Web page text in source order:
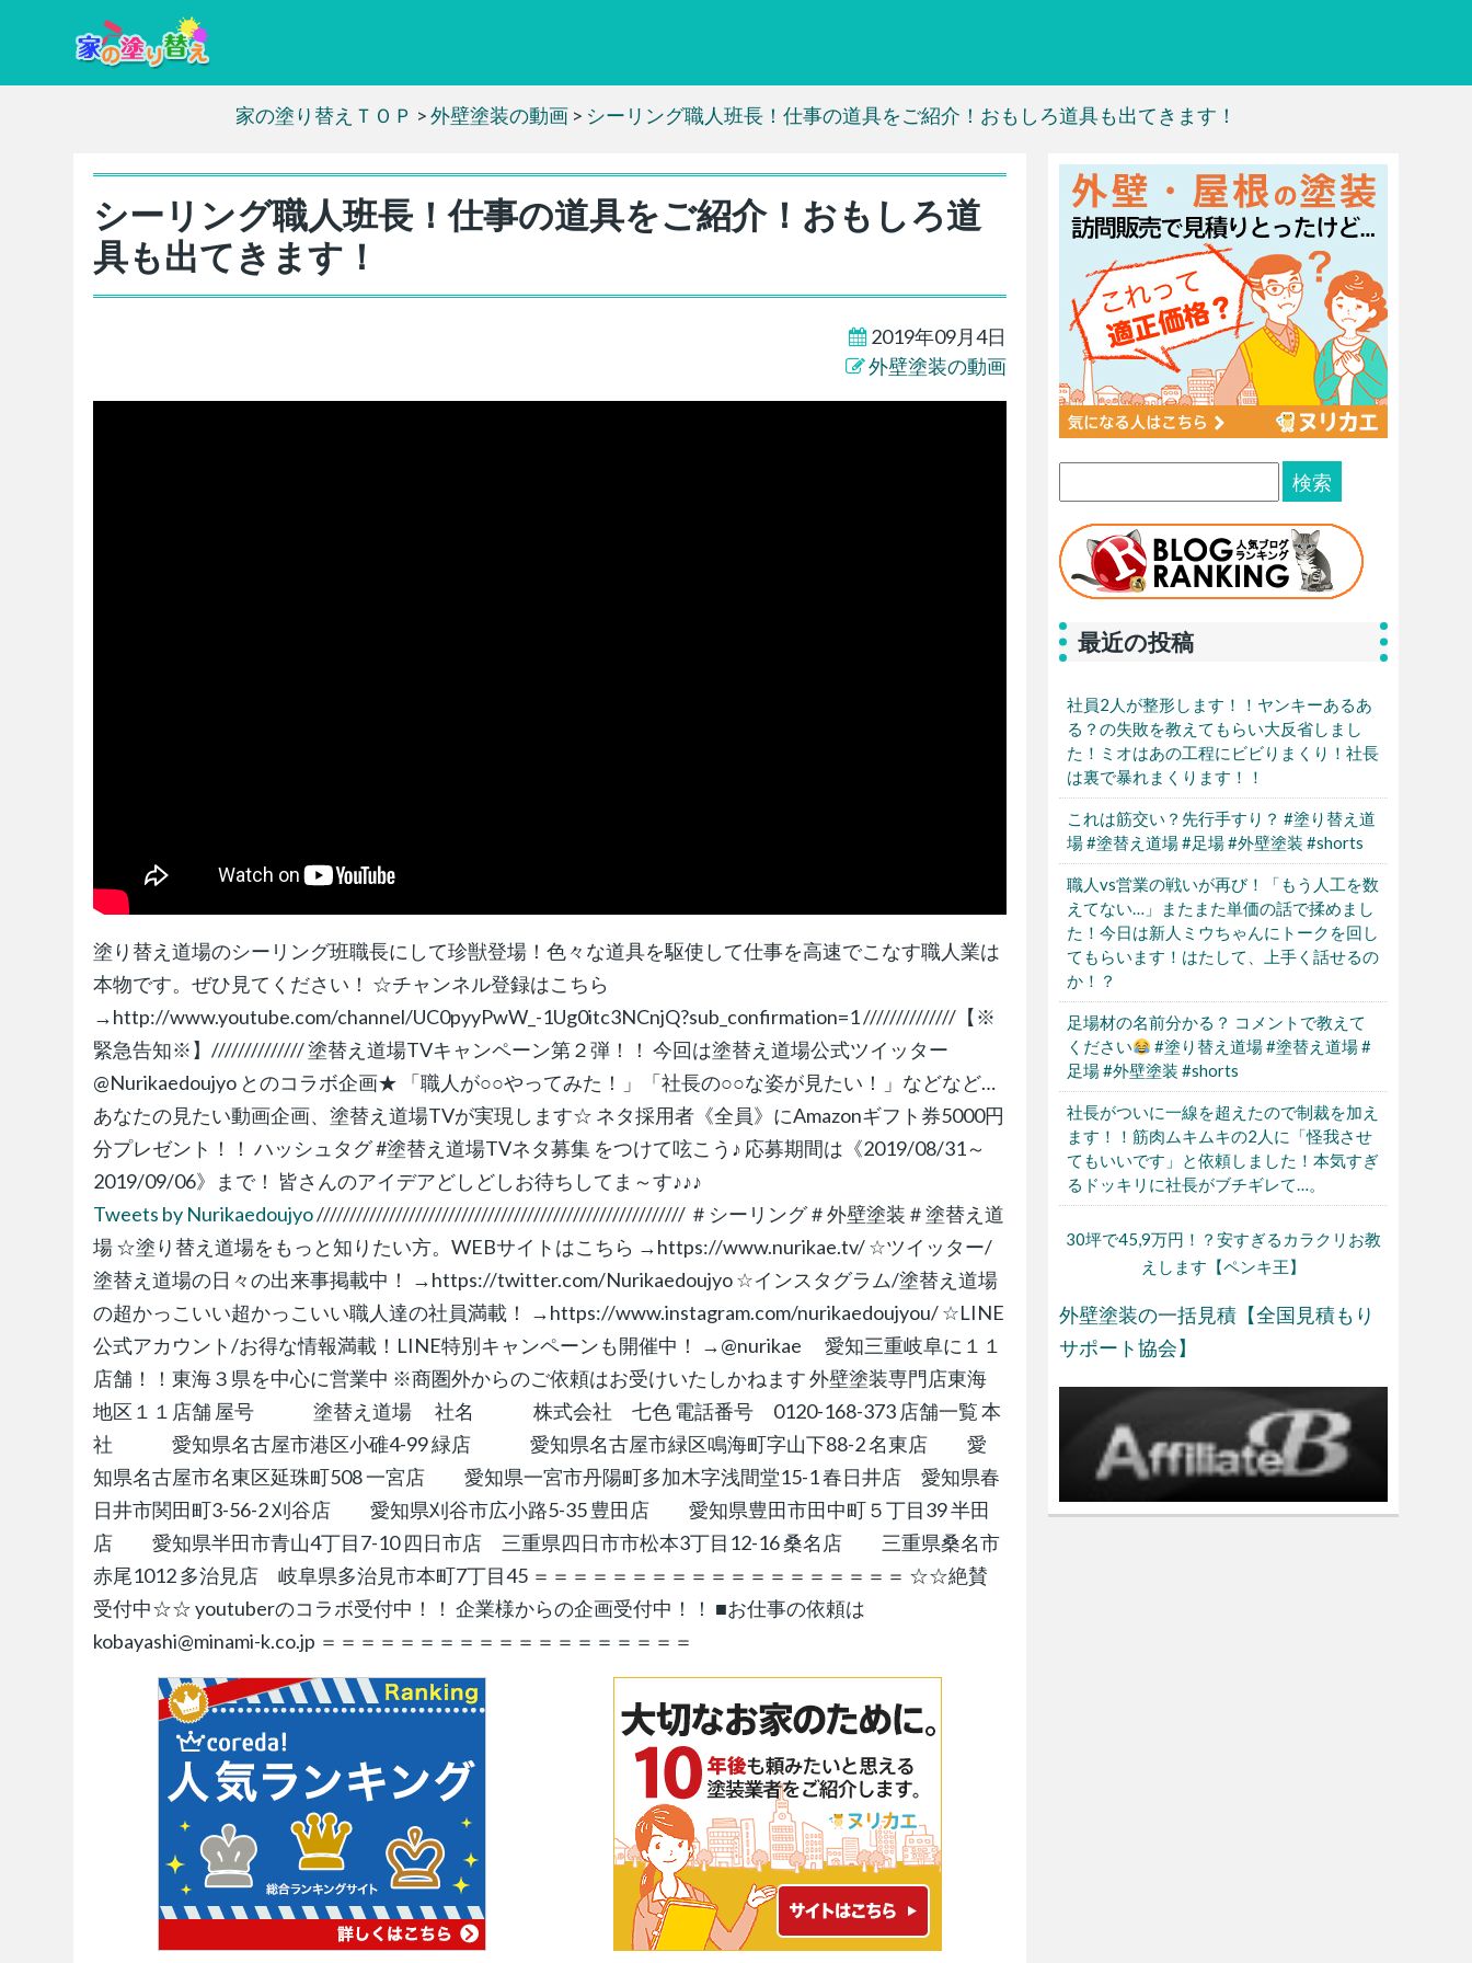
家の塗り替えＴＯＰ >外壁塗装の動画 > シーリング職人班長！仕事の道具をご紹介！おもしろ道具も出てきます！
シーリング職人班長！仕事の道具をご紹介！おもしろ道
具も出てきます！
2019年09月4日
外壁塗装の動画
塗り替え道場のシーリング班職長にして珍獣登場！色々な道具を駆使して仕事を高速でこなす職人業は
本物です。ぜひ見てください！ ☆チャンネル登録はこちら
→http://www.youtube.com/channel/UC0pyyPwW_-1Ug0itc3NCnjQ?sub_confirmation=1 //////////////【※
緊急告知※】////////////// 塗替え道場TVキャンペーン第２弾！！ 今回は塗替え道場公式ツイッター
@Nurikaedoujyo とのコラボ企画★ 「職人が○○やってみた！」「社長の○○な姿が見たい！」などなど…
あなたの見たい動画企画、塗替え道場TVが実現します☆ ネタ採用者《全員》にAmazonギフト券5000円
分プレゼント！！ ハッシュタグ #塗替え道場TVネタ募集 をつけて呟こう♪ 応募期間は《2019/08/31～
2019/09/06》まで！ 皆さんのアイデアどしどしお待ちしてま～す♪♪♪
Tweets by Nurikaedoujyo//////////////////////////////////////////////////////// ＃シーリング＃外壁塗装＃塗替え道
場 ☆塗り替え道場をもっと知りたい方。WEBサイトはこちら →https://www.nurikae.tv/ ☆ツイッター/
塗替え道場の日々の出来事掲載中！ →https://twitter.com/Nurikaedoujyo ☆インスタグラム/塗替え道場
の超かっこいい超かっこいい職人達の社員満載！ →https://www.instagram.com/nurikaedoujyou/ ☆LINE
公式アカウント/お得な情報満載！LINE特別キャンペーンも開催中！ →@nurikae 愛知三重岐阜に１１
店舗！！東海３県を中心に営業中 ※商圏外からのご依頼はお受けいたしかねます 外壁塗装専門店東海
地区１１店舗 屋号 塗替え道場 社名 株式会社 七色 電話番号 0120-168-373 店舗一覧 本
社 愛知県名古屋市港区小碓4-99 緑店 愛知県名古屋市緑区鳴海町字山下88-2 名東店 愛
知県名古屋市名東区延珠町508 一宮店 愛知県一宮市丹陽町多加木字浅間堂15-1 春日井店 愛知県春
日井市関田町3-56-2 刈谷店 愛知県刈谷市広小路5-35 豊田店 愛知県豊田市田中町５丁目39 半田
店 愛知県半田市青山4丁目7-10 四日市店 三重県四日市市松本3丁目12-16 桑名店 三重県桑名市
赤尾1012 多治見店 岐阜県多治見市本町7丁目45 ＝＝＝＝＝＝＝＝＝＝＝＝＝＝＝＝＝＝＝ ☆☆絶賛
受付中☆☆ youtuberのコラボ受付中！！ 企業様からの企画受付中！！ ■お仕事の依頼は
kobayashi@minami-k.co.jp ＝＝＝＝＝＝＝＝＝＝＝＝＝＝＝＝＝＝＝
最近の投稿
社員2人が整形します！！ヤンキーあるあ
る？の失敗を教えてもらい大反省しまし
た！ミオはあの工程にビビりまくり！社長
は裏で暴れまくります！！
これは筋交い？先行手すり？ #塗り替え道
場 #塗替え道場 #足場 #外壁塗装 #shorts
職人vs営業の戦いが再び！「もう人工を数
えてない…」またまた単価の話で揉めまし
た！今日は新人ミウちゃんにトークを回し
てもらいます！はたして、上手く話せるの
か！？
足場材の名前分かる？ コメントで教えて
ください
#塗り替え道場 #塗替え道場 #
足場 #外壁塗装 #shorts
社長がついに一線を超えたので制裁を加え
ます！！筋肉ムキムキの2人に「怪我させ
てもいいです」と依頼しました！本気すぎ
るドッキリに社長がブチギレて…。
30坪で45,9万円！？安すぎるカラクリお教
えします【ペンキ王】
外壁塗装の一括見積【全国見積もり
サポート協会】